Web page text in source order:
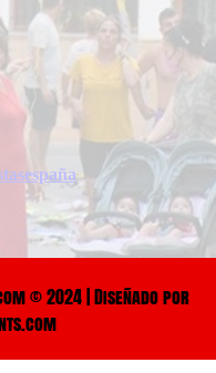
© 2024 | Diseñado por